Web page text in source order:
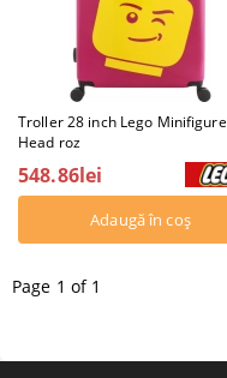
Troller 28 inch Lego Minifigure
Head roz
548.86lei
Page 1 of 1